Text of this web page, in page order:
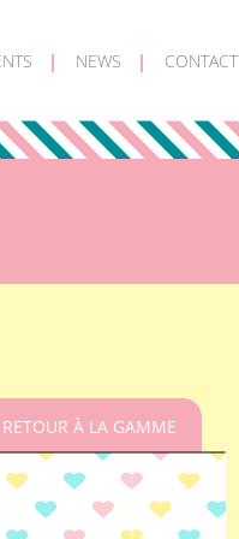
NEWS CONTACT
RETOUR À LA GAMME